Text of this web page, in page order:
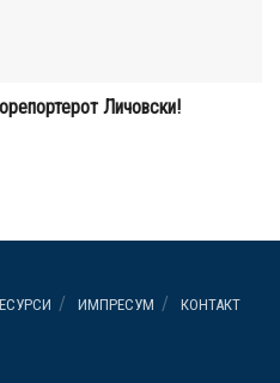
Личовски!
ИМПРЕСУМ КОНТАКТ